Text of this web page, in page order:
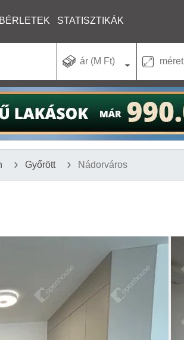
STATISZTIKÁK
ár (M Ft) méret
Győrött Nádorváros